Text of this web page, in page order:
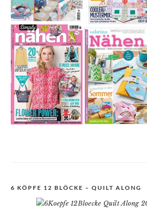
6 KÖPFE 12 BLÖCKE – QUILT ALONG